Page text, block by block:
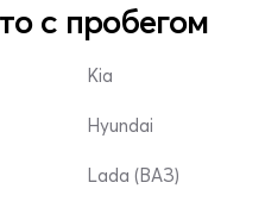
с пробегом
Kia
Hyundai
Lada (ВАЗ)